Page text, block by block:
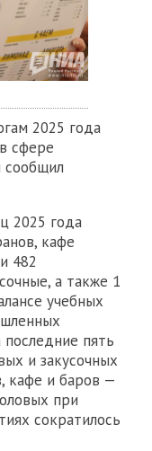
2025 года
сфере
сообщил
2025 года
кафе
482
а также 1
учебных
пять
и закусочных
кафе и баров —
при
сократилось